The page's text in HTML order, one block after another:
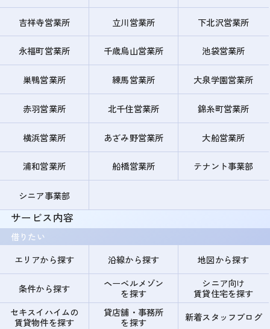
吉祥寺営業所 立川営業所 下北沢営業所
永福町営業所 千歳烏山営業所 池袋営業所
巣鴨営業所 練馬営業所 大泉学園営業所
赤羽営業所 北千住営業所 錦糸町営業所
横浜営業所 あざみ野営業所 大船営業所
浦和営業所 船橋営業所 テナント事業部
シニア事業部
サービス内容
借りたい
エリアから探す
沿線から探す 地図から探す
条件から探す
ヘーベルメゾン
を探す
シニア向け
賃貸住宅を探す
セキスイハイムの
賃貸物件を探す
貸店舗・事務所
を探す
新着スタッフブログ